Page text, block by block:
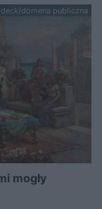
domena publiczna
mogły